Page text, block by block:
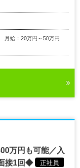
月給：20万円～50万円
万円も可能／入
接1回◆
正社員